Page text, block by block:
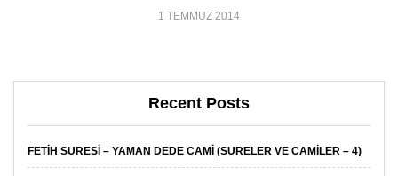
1 TEMMUZ 2014
Recent Posts
FETIH SURESI – YAMAN DEDE CAMI (SURELER VE CAMILER – 4)